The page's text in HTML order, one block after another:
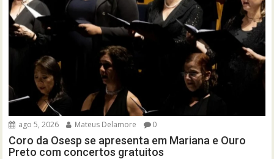
ago 5, 2026 Mateus Delamore 0
Coro da Osesp se apresenta em Mariana e Ouro
Preto com concertos gratuitos